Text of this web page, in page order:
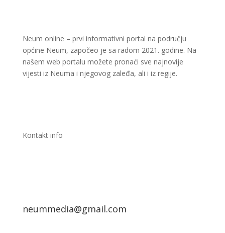
Neum online – prvi informativni portal na području
općine Neum, započeo je sa radom 2021. godine. Na
našem web portalu možete pronaći sve najnovije
vijesti iz Neuma i njegovog zaleđa, ali i iz regije.
Kontakt info
neummedia@gmail.com